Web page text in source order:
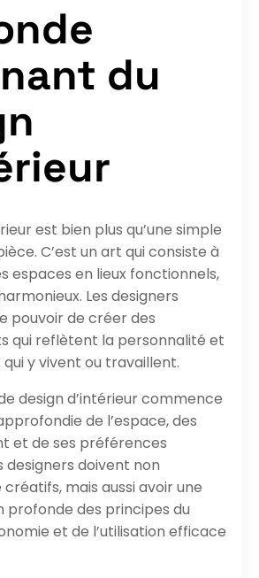
du
est bien plus qu’une simple
C’est un art qui consiste à
espaces en lieux fonctionnels,
Les designers
pouvoir de créer des
qui reflètent la personnalité et
y vivent ou travaillent.
design d’intérieur commence
de l’espace, des
et de ses préférences
designers doivent non
mais aussi avoir une
profonde des principes du
et de l’utilisation efficace